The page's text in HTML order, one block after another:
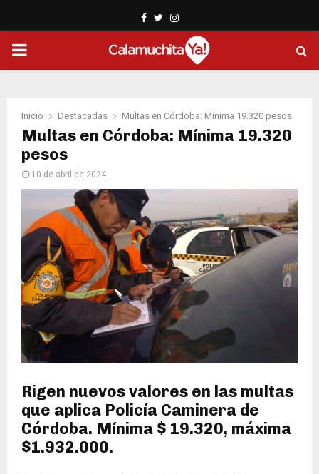
Facebook
TwitterInstagram
PRIMARY
Inicio Destacadas Multas en Córdoba: Mínima 19.320 pesos
Multas en Córdoba: Mínima 19.320
pesos
10 de abril de 2024
Rigen nuevos valores en las multas
que aplica Policía Caminera de
Córdoba. Mínima $ 19.320, máxima
$1.932.000.